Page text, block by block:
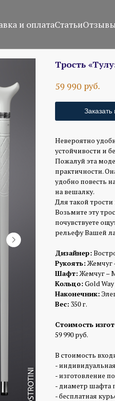
и оплатаСтатьи
Трость
59 990 руб.
Заказать
Невероятно
устойчивости и
Пожалуй эта
практичности.
удобно повесть
на вешалку.
Для такой
Возьмите эту
почувствуете
рельефу Вашей
Дизайнер:
Рукоять: Жемчуг
Шафт: Жемчуг –
Кольцо: Gold
Наконечник:
Вес: 350 г.
Стоимость
59 990 руб.
В стоимость
-
- изготовление
- диаметр шафта
- бесплатная